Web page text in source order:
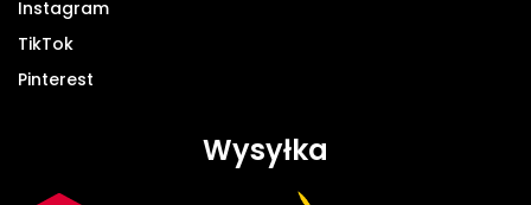
Instagram
TikTok
Pinterest
Wysyłka